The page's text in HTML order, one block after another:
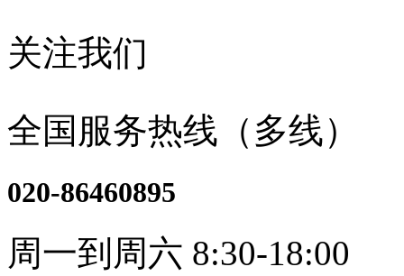
关注我们
全国服务热线（多线）
020-86460895
周一到周六 8:30-18:00